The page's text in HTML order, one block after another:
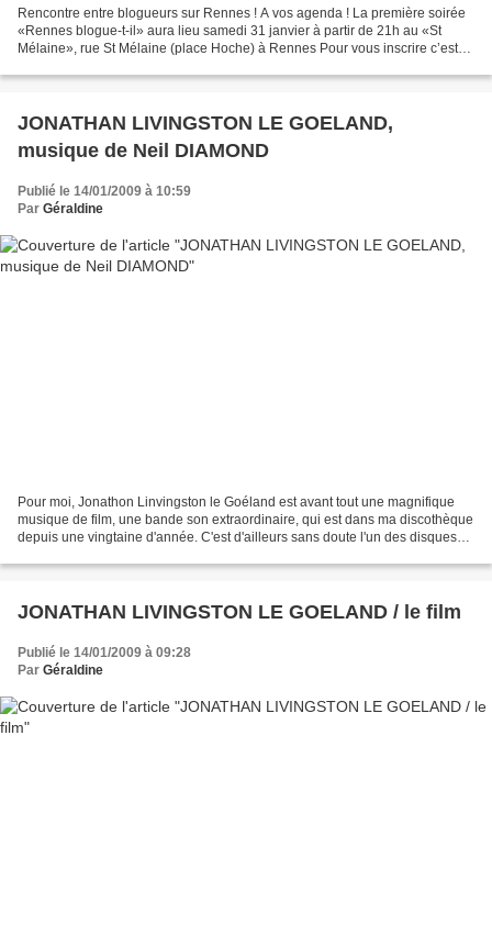
Rencontre entre blogueurs sur Rennes ! A vos agenda ! La première soirée
«Rennes blogue-t-il» aura lieu samedi 31 janvier à partir de 21h au «St
Mélaine», rue St Mélaine (place Hoche) à Rennes Pour vous inscrire c’est
JONATHAN LIVINGSTON LE GOELAND,
musique de Neil DIAMOND
Publié le 14/01/2009 à 10:59
Par Géraldine
Pour moi, Jonathon Linvingston le Goéland est avant tout une magnifique
musique de film, une bande son extraordinaire, qui est dans ma discothèque
depuis une vingtaine d'année. C'est d'ailleurs sans doute l'un des disques
JONATHAN LIVINGSTON LE GOELAND / le film
Publié le 14/01/2009 à 09:28
Par Géraldine